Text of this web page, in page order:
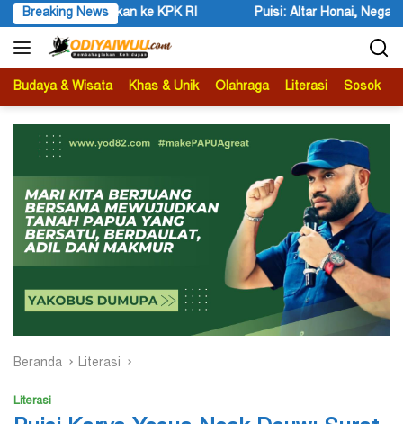
Langsung
ke
konten
Breaking News
ke KPK RI Puisi: Altar Honai, Negara Suci, dan Utusan
Budaya & Wisata Khas & Unik Olahraga Literasi Sosok
Beranda Literasi
Literasi